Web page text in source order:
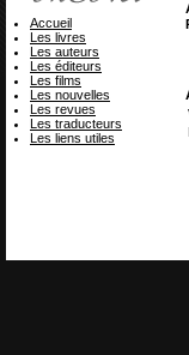
Accueil
Les livres
Les auteurs
Les éditeurs
Les films
Les nouvelles
Les revues
Les traducteurs
Les liens utiles